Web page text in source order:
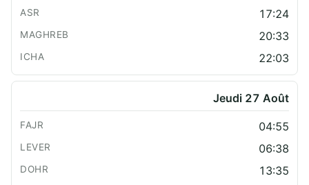
17:24
20:33
22:03
Jeudi 27 Août
04:55
06:38
13:35